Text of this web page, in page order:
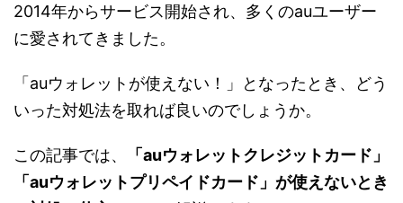
2014年からサービス開始され、多くのauユーザー
に愛されてきました。
「auウォレットが使えない！」となったとき、どう
いった対処法を取れば良いのでしょうか。
この記事では、
「auウォレットクレジットカード」
「auウォレットプリペイドカード」が使えないとき